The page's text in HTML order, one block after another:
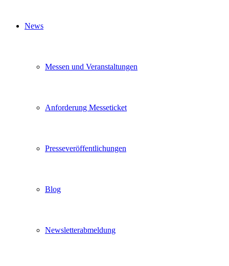
News
Messen und Veranstaltungen
Anforderung Messeticket
Presseveröffentlichungen
Blog
Newsletterabmeldung